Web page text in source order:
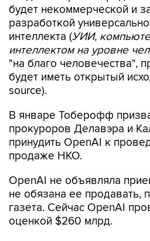
интеллекта (УИИ,
интеллектом на уровне
"на благо человечества",
будет иметь открытый
source).
В январе Тоберофф
принудить OpenAI к
продаже НКО.
OpenAI не объявляла
газета. Сейчас OpenAI
оценкой $260 млрд.
При этом, по данным